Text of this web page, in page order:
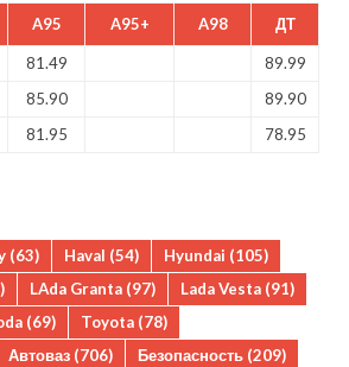
A95 A95+ A98 ДТ
81.49
89.99
85.90
89.90
81.95 78.95
(63) Haval (54) Hyundai (105)
LAda Granta (97) Lada Vesta (91)
(69) Toyota (78)
Автоваз (706) Безопасность (209)